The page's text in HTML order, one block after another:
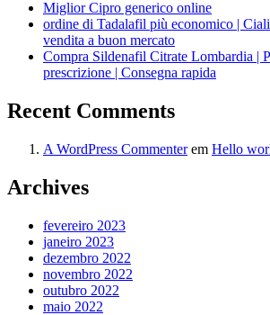
Miglior Cipro generico online
ordine di Tadalafil più economico |
vendita a buon mercato
Compra Sildenafil Citrate Lombardia |
prescrizione | Consegna rapida
Recent Comments
A WordPress Commenterem Hello
Archives
fevereiro 2023
janeiro 2023
dezembro 2022
novembro 2022
outubro 2022
maio 2022